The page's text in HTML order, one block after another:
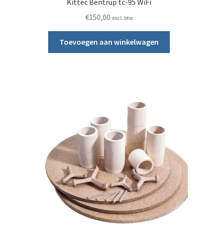
Kittec Bentrup tc-95 WiFi
€150,00 excl. btw
Toevoegen aan winkelwagen